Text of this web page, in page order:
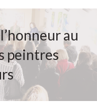
au
peintres